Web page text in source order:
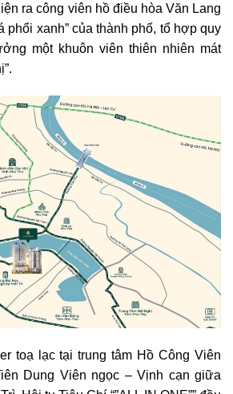
ra công viên hồ điều hòa Văn Lang
phổi xanh” của thành phố, tổ hợp quy
một khuôn viên thiên nhiên mát
toạ lạc tại trung tâm Hồ Công Viên
Dung Viên ngọc – Vịnh cạn giữa